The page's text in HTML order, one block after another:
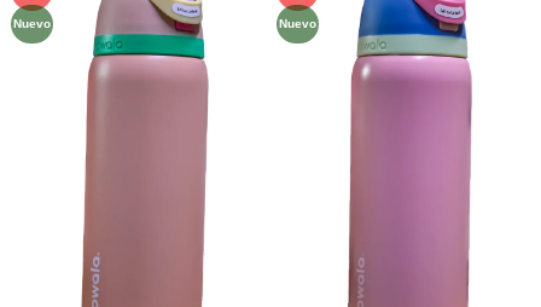
Nuevo
lista de
deseos
Nuevo
lista de
deseos